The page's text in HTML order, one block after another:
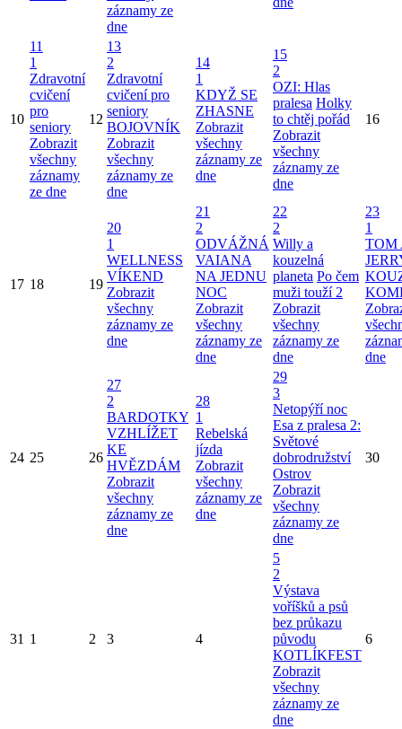
záznamy ze
dne
10
11
1
Zdravotní
cvičení
pro
seniory
Zobrazit
všechny
záznamy
ze dne
12
13
2
Zdravotní
cvičení pro
seniory
BOJOVNÍK
Zobrazit
všechny
záznamy ze
dne
14
1
KDYŽ SE
ZHASNE
Zobrazit
všechny
záznamy ze
dne
15
2
OZI: Hlas
pralesa Holky
to chtěj pořád
Zobrazit
všechny
záznamy ze
dne
16
17 18 19
20
1
WELLNESS
VÍKEND
Zobrazit
všechny
záznamy ze
dne
21
2
ODVÁŽNÁ
VAIANA
NA JEDNU
NOC
Zobrazit
všechny
záznamy ze
dne
22
2
Willy a
kouzelná
planeta Po čem
muži touží 2
Zobrazit
všechny
záznamy ze
dne
23
1
TOM
dne
24 25 26
27
2
BARDOTKY
VZHLÍŽET
KE
HVĚZDÁM
Zobrazit
všechny
záznamy ze
dne
28
1
Rebelská
jízda
Zobrazit
všechny
záznamy ze
dne
29
3
Netopýří noc
Esa z pralesa 2:
Světové
dobrodružství
Ostrov
Zobrazit
všechny
záznamy ze
dne
30
31 1 2 3 4
5
2
Výstava
voříšků a psů
bez průkazu
původu
KOTLÍKFEST
Zobrazit
všechny
záznamy ze
dne
6